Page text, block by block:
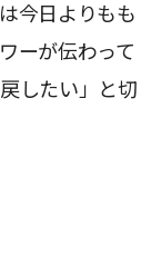
今日よりもも
ーが伝わって
したい」と切